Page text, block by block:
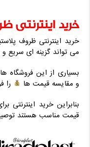
خرید
خرید اینترنتی ظروف
می تواند گزینه ای سریع
بسیاری از این فروشگاه
و مقایسه قیمت ها
را
بنابراین خرید
قیمت مناسب هستند